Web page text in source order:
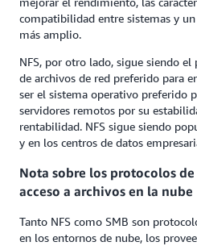
compatibilidad entre sistemas y
más amplio.
NFS, por otro lado, sigue siendo
de archivos de red preferido para
ser el sistema operativo preferido
servidores remotos por su
rentabilidad. NFS sigue siendo
y en los centros de datos
Nota sobre los protocolos
acceso a archivos en la nube
Tanto NFS como SMB son
en los entornos de nube, los